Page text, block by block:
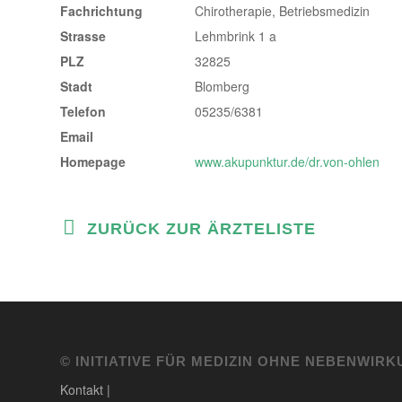
Fachrichtung
Chirotherapie, Betriebsmedizin
Strasse
Lehmbrink 1 a
PLZ
32825
Stadt
Blomberg
Telefon
05235/6381
Email
Homepage
www.akupunktur.de/dr.von-ohlen
ZURÜCK ZUR ÄRZTELISTE
© INITIATIVE FÜR MEDIZIN OHNE
Kontakt |